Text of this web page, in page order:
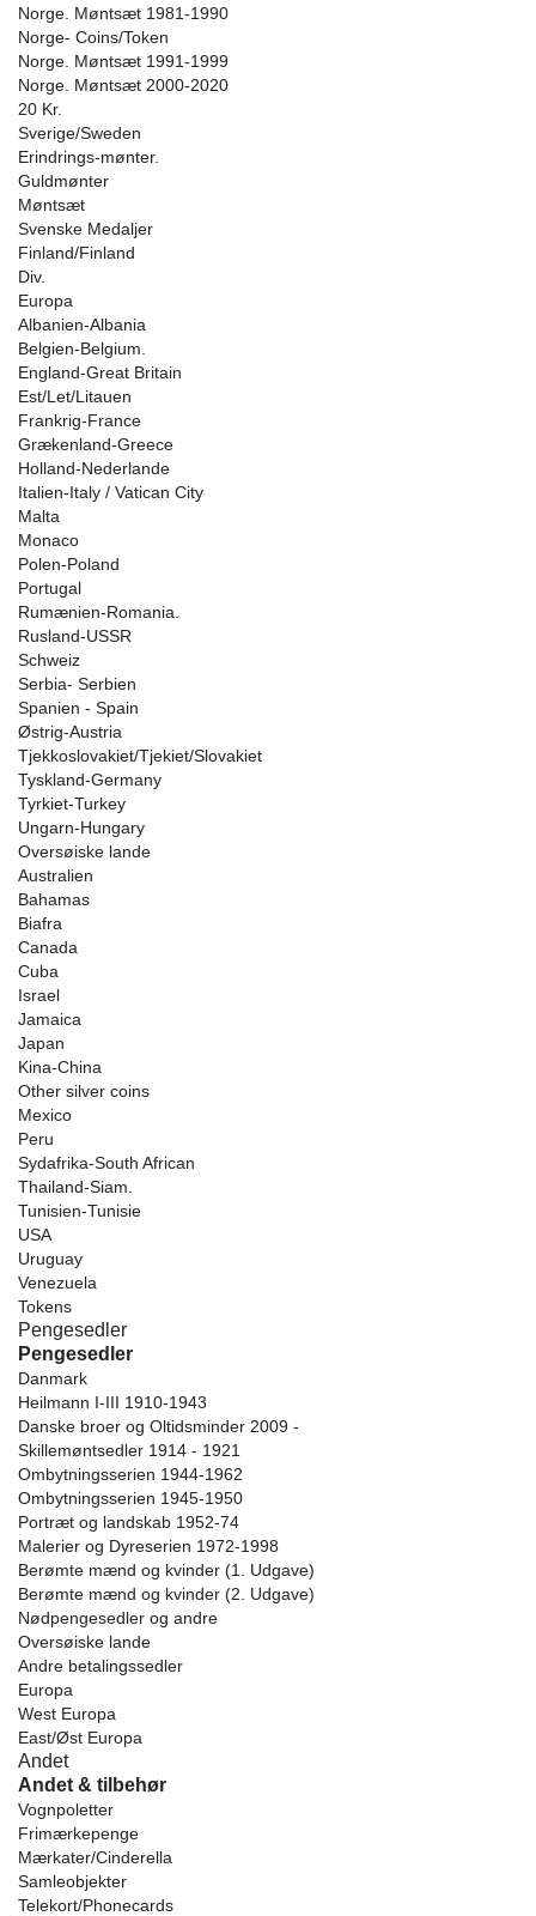
Norge. Møntsæt 1981-1990
Norge- Coins/Token
Norge. Møntsæt 1991-1999
Norge. Møntsæt 2000-2020
20 Kr.
Sverige/Sweden
Erindrings-mønter.
Guldmønter
Møntsæt
Svenske Medaljer
Finland/Finland
Div.
Europa
Albanien-Albania
Belgien-Belgium.
England-Great Britain
Est/Let/Litauen
Frankrig-France
Grækenland-Greece
Holland-Nederlande
Italien-Italy / Vatican City
Malta
Monaco
Polen-Poland
Portugal
Rumænien-Romania.
Rusland-USSR
Schweiz
Serbia- Serbien
Spanien - Spain
Østrig-Austria
Tjekkoslovakiet/Tjekiet/Slovakiet
Tyskland-Germany
Tyrkiet-Turkey
Ungarn-Hungary
Oversøiske lande
Australien
Bahamas
Biafra
Canada
Cuba
Israel
Jamaica
Japan
Kina-China
Other silver coins
Mexico
Peru
Sydafrika-South African
Thailand-Siam.
Tunisien-Tunisie
USA
Uruguay
Venezuela
Tokens
Pengesedler
Pengesedler
Danmark
Heilmann I-III 1910-1943
Danske broer og Oltidsminder 2009 -
Skillemøntsedler 1914 - 1921
Ombytningsserien 1944-1962
Ombytningsserien 1945-1950
Portræt og landskab 1952-74
Malerier og Dyreserien 1972-1998
Berømte mænd og kvinder (1. Udgave)
Berømte mænd og kvinder (2. Udgave)
Nødpengesedler og andre
Oversøiske lande
Andre betalingssedler
Europa
West Europa
East/Øst Europa
Andet
Andet & tilbehør
Vognpoletter
Frimærkepenge
Mærkater/Cinderella
Samleobjekter
Telekort/Phonecards